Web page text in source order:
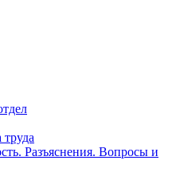
Разъяснения. Вопросы и